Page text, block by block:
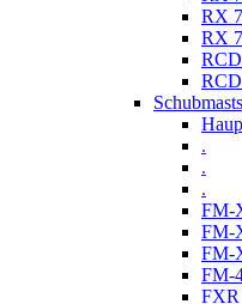
RX
RX
.
.
.
FM-
FM-
FM-
FM-
FXR